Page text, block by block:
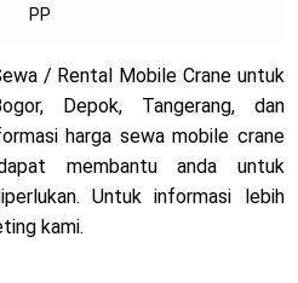
PP
/ Rental Mobile Crane untuk
Depok, Tangerang, dan
harga sewa mobile crane
membantu anda untuk
Untuk informasi lebih
kami.